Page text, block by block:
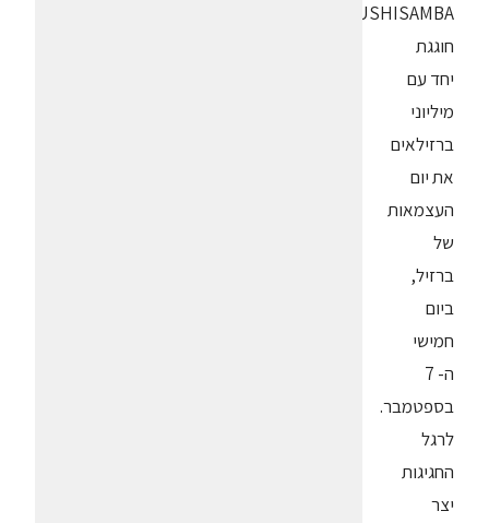
SUSHISAMBA
חוגגת
יחד עם
מיליוני
ברזילאים
את יום
העצמאות
של
ברזיל,
ביום
חמישי
ה- 7
בספטמבר.
לרגל
החגיגות
יצר